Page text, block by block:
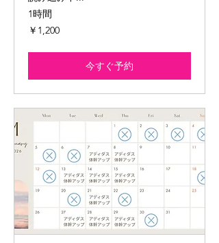
1時間
1,200
円
￥1,200
今すぐ予約